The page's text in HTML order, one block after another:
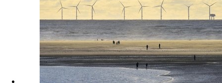
Zitat des Tages
Der Rechtsstaat leidet.
Für die Redaktion des ARD-Portals tagesschau.de stehen der
gewählten Überschrift für einen Beitrag zum zehnten Jahrestag der
NSU-Selbstenttarnung zufolge die Opfer der Mordserie offenbar an
zweiter Stelle.